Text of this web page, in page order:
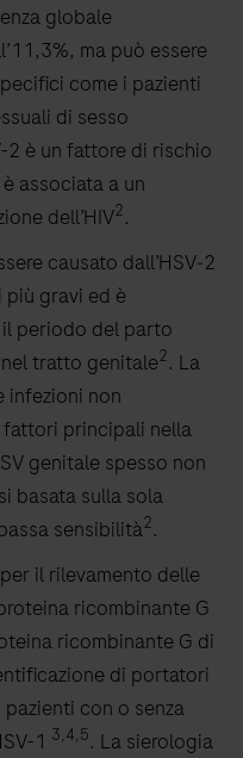
globale
ma può essere
come i pazienti
di sesso
2 è un fattore di rischio
associata a un
dell’HIV2.
causato dall’HSV‐2
più gravi ed è
periodo del parto
tratto genitale2. La
infezioni non
principali nella
genitale spesso non
basata sulla sola
sensibilità2.
il rilevamento delle
ricombinante G
ricombinante G di
di portatori
con o senza
1 3,4,5. La sierologia